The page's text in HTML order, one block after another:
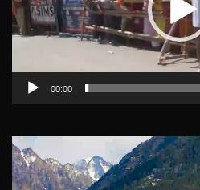
00:00
Video
Player